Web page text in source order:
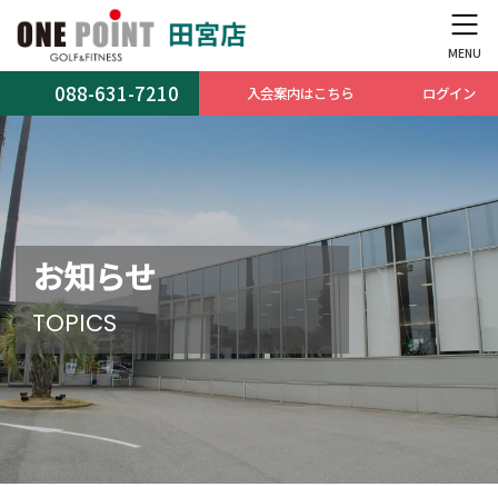
ン
へ
ス
キ
ッ
プ
ー
ョ
ン
に
移
動
088-631-7210 入会案内はこちら ログイン
お知らせ
TOPICS